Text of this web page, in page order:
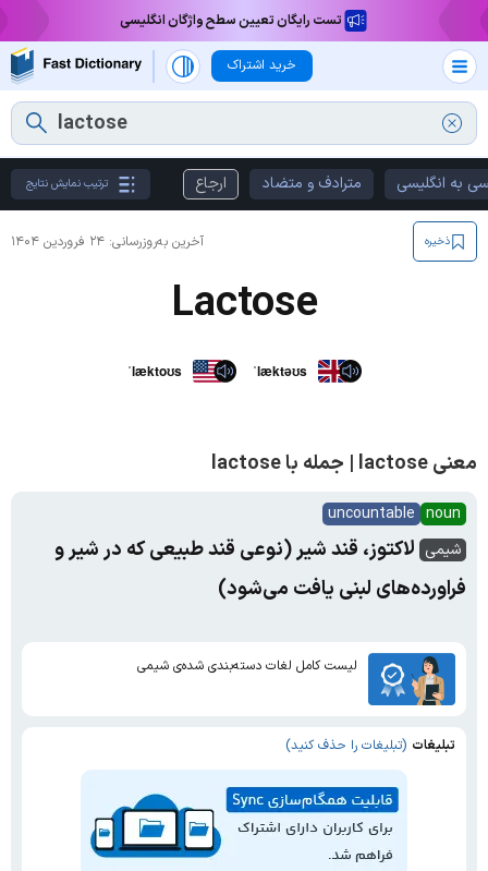
تست رایگان تعیین سطح واژگان انگلیسی
خرید اشتراک
به انگلیسی مترادف و متضاد ارجاع ترتیب نمایش نتایج
آخرین به‌روزرسانی: ۲۴ فروردین ۱۴۰۴ ذخیره
Lactose
ˈlæktoʊs ˈlæktəʊs
معنی lactose | جمله با lactose
noun
uncountable
شیمی لاکتوز، قند شیر (نوعی قند طبیعی که در شیر و
فراورده‌های لبنی یافت می‌شود)
لیست کامل لغات دسته‌بندی شده‌ی شیمی
تبلیغات (تبلیغات را حذف کنید)